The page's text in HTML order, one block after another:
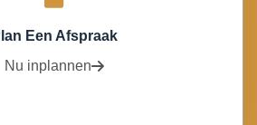
Een Afspraak
Nu inplannen